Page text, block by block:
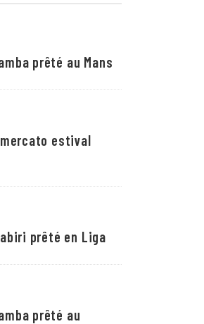
prêté au Mans
mercato estival
prêté en Liga
prêté au